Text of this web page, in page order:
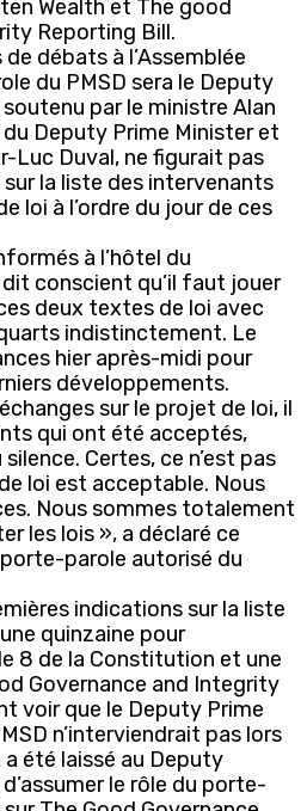
Wealth et The good
Reporting Bill.
débats à l’Assemblée
du PMSD sera le Deputy
par le ministre Alan
Deputy Prime Minister et
Luc Duval, ne figurait pas
la liste des intervenants
loi à l’ordre du jour de ces
à l’hôtel du
dit conscient qu’il faut jouer
deux textes de loi avec
indistinctement. Le
hier après-midi pour
développements.
sur le projet de loi, il
qui ont été acceptés,
Certes, ce n’est pas
loi est acceptable. Nous
Nous sommes totalement
les lois », a déclaré ce
parole autorisé du
indications sur la liste
quinzaine pour
8 de la Constitution et une
Governance and Integrity
voir que le Deputy Prime
n’interviendrait pas lors
été laissé au Deputy
le rôle du porte-